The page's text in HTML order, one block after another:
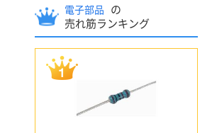
電子部品
の
売れ筋ランキング